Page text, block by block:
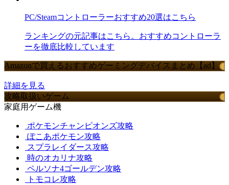
PC/Steamコントローラーおすすめ20選はこちら
ランキングの元記事はこちら。おすすめコントローラ
ーを徹底比較しています
Amazonで買えるおすすめゲーミングデバイスまとめ【ad】
詳細を見る
攻略取扱いゲーム
家庭用ゲーム機
ポケモンチャンピオンズ攻略
ぽこあポケモン攻略
スプラレイダース攻略
時のオカリナ攻略
ペルソナ4ゴールデン攻略
トモコレ攻略